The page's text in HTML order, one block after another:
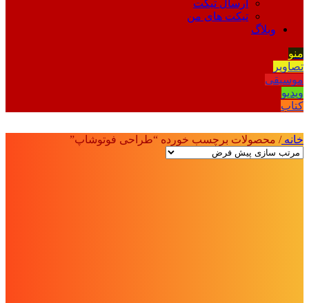
ارسال تیکت
تیکت های من
وبلاگ
منو
تصاویر
موسیقی
ویدیو
کتاب
خانه/ محصولات برچسب خورده “طراحی فوتوشاپ”